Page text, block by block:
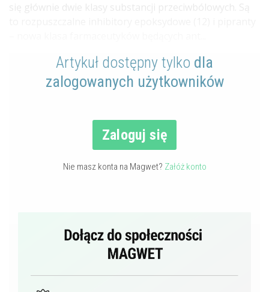
się głównie dwie klasy substancji przeciwbólowych. Są
Artykuł dostępny tylko dla
zalogowanych użytkowników
Zaloguj się
Nie masz konta na Magwet? Załóż konto